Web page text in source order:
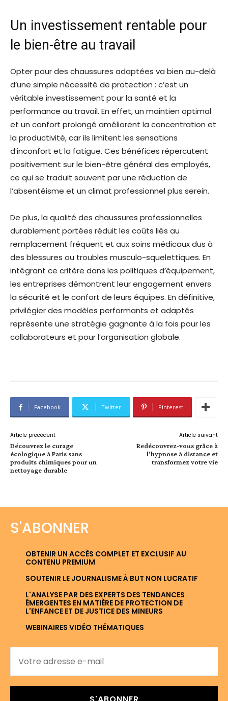
Un investissement rentable pour
le bien-être au travail
Opter pour des chaussures adaptées va bien au-delà
d’une simple nécessité de protection : c’est un
véritable investissement pour la santé et la
performance au travail. En effet, un maintien optimal
et un confort prolongé améliorent la concentration et
la productivité, car ils limitent les sensations
d’inconfort et la fatigue. Ces bénéfices répercutent
positivement sur le bien-être général des employés,
ce qui se traduit souvent par une réduction de
l’absentéisme et un climat professionnel plus serein.
De plus, la qualité des chaussures professionnelles
durablement portées réduit les coûts liés au
remplacement fréquent et aux soins médicaux dus à
des blessures ou troubles musculo-squelettiques. En
intégrant ce critère dans les politiques d’équipement,
les entreprises démontrent leur engagement envers
la sécurité et le confort de leurs équipes. En définitive,
privilégier des modèles performants et adaptés
représente une stratégie gagnante à la fois pour les
collaborateurs et pour l’organisation globale.
Facebook Twitter Pinterest
Article précédent
Découvrez le curage
écologique à Paris sans
produits chimiques pour un
nettoyage durable
Article suivant
Redécouvrez-vous grâce à
l’hypnose à distance et
transformez votre vie
S'ABONNER
OBTENIR UN ACCÈS COMPLET ET EXCLUSIF AU
CONTENU PREMIUM
SOUTENIR LE JOURNALISME À BUT NON LUCRATIF
L'ANALYSE PAR DES EXPERTS DES TENDANCES
ÉMERGENTES EN MATIÈRE DE PROTECTION DE
L'ENFANCE ET DE JUSTICE DES MINEURS
WEBINAIRES VIDÉO THÉMATIQUES